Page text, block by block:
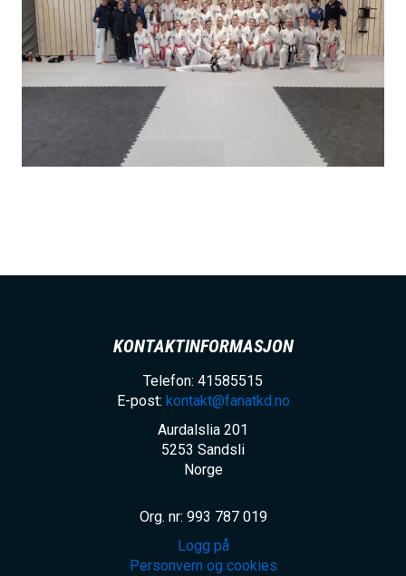
KONTAKTINFORMASJON
Telefon: 41585515
E-post: kontakt@fanatkd.no
Aurdalslia 201
5253 Sandsli
Norge
Org. nr: 993 787 019
Logg på
Personvern og cookies